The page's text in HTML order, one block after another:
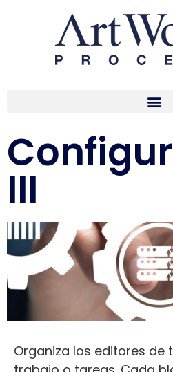
III
Organiza los editores de